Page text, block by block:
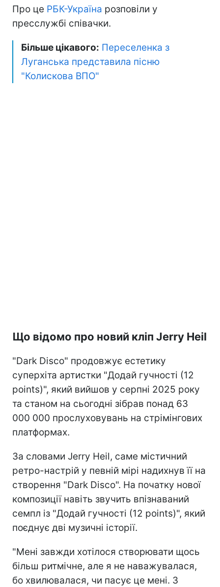
Про це РБК-Україна розповіли у
пресслужбі співачки.
Більше цікавого: Переселенка з
Луганська представила пісню
"Колискова ВПО"
Що відомо про новий кліп Jerry Heil
"Dark Disco" продовжує естетику
суперхіта артистки "Додай гучності (12
points)", який вийшов у серпні 2025 року
та станом на сьогодні зібрав понад 63
000 000 прослуховувань на стрімінгових
платформах.
За словами Jerry Heil, саме містичний
ретро-настрій у певній мірі надихнув її на
створення "Dark Disco". На початку нової
композиції навіть звучить впізнаваний
семпл із "Додай гучності (12 points)", який
поєднує дві музичні історії.
"Мені завжди хотілося створювати щось
більш ритмічне, але я не наважувалася,
бо хвилювалася, чи пасує це мені. З